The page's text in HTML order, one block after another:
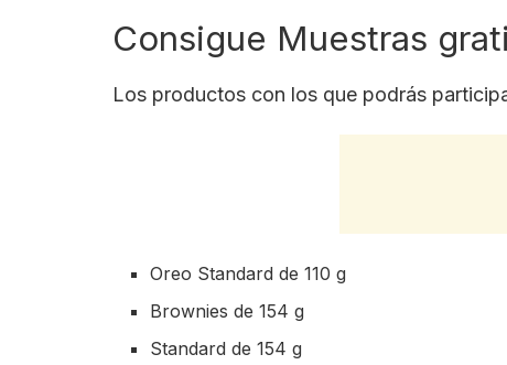
Consigue Muestras
Los productos con los que podrás
Oreo Standard de 110 g
Brownies de 154 g
Standard de 154 g